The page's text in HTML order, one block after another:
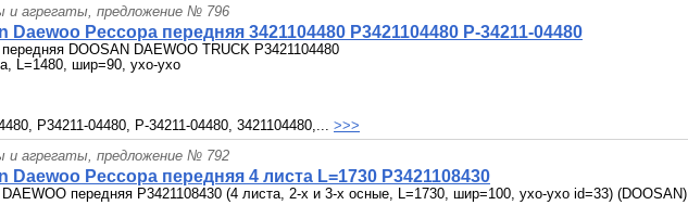
и агрегаты, предложение № 796
Daewoo Рессора передняя 3421104480 P3421104480 P-34211-04480
передняя DOOSAN DAEWOO TRUCK P3421104480
L=1480, шир=90, ухо-ухо
P34211-04480, P-34211-04480, 3421104480,... >>>
и агрегаты, предложение № 792
Daewoo Рессора передняя 4 листа L=1730 P3421108430
DAEWOO передняя P3421108430 (4 листа, 2-х и 3-х осные, L=1730, шир=100, ухо-ухо id=33) (DOOSAN)